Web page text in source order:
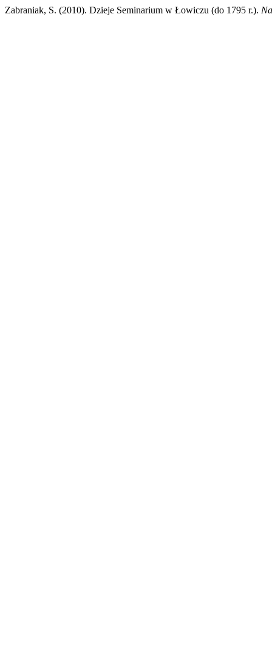
Zabraniak, S. (2010). Dzieje Seminarium w Łowiczu (do 1795 r.).